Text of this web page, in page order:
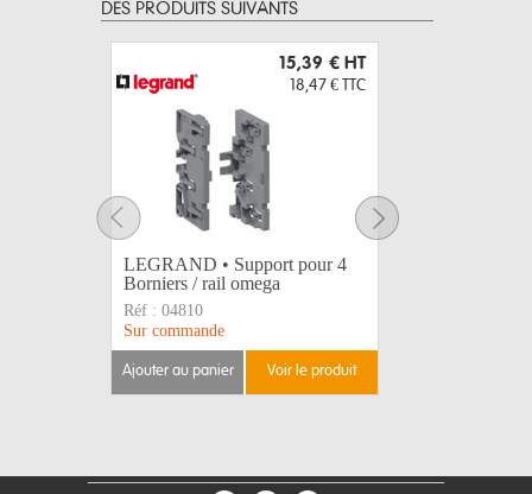
DES PRODUITS SUIVANTS
15,39 € HT
18,47 € TTC
LEGRAND • Support pour 4
Borniers / rail omega
Réf : 04810
Sur commande
ajouter au panier voir le produit